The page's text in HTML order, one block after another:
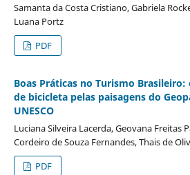
Samanta da Costa Cristiano, Gabriela
Luana Portz
PDF
Boas Práticas no Turismo
de bicicleta pelas paisagens do
UNESCO
Luciana Silveira Lacerda, Geovana Freitas
Cordeiro de Souza Fernandes, Thais de
PDF